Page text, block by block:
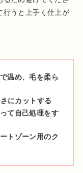
行うと上手く仕上が
温め、毛を柔ら
にカットする
て自己処理をす
トゾーン用のク